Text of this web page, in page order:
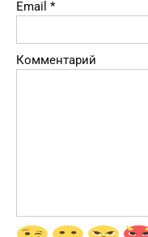
Email *
Комментарий